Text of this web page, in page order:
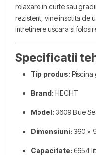
relaxare in curte sau
rezistent, vine insotita de
intretinere usoara si
Specificatii
Tip produs: Piscina
Brand: HECHT
Model: 3609 Blue
Dimensiuni: 360 x
Capacitate: 6654